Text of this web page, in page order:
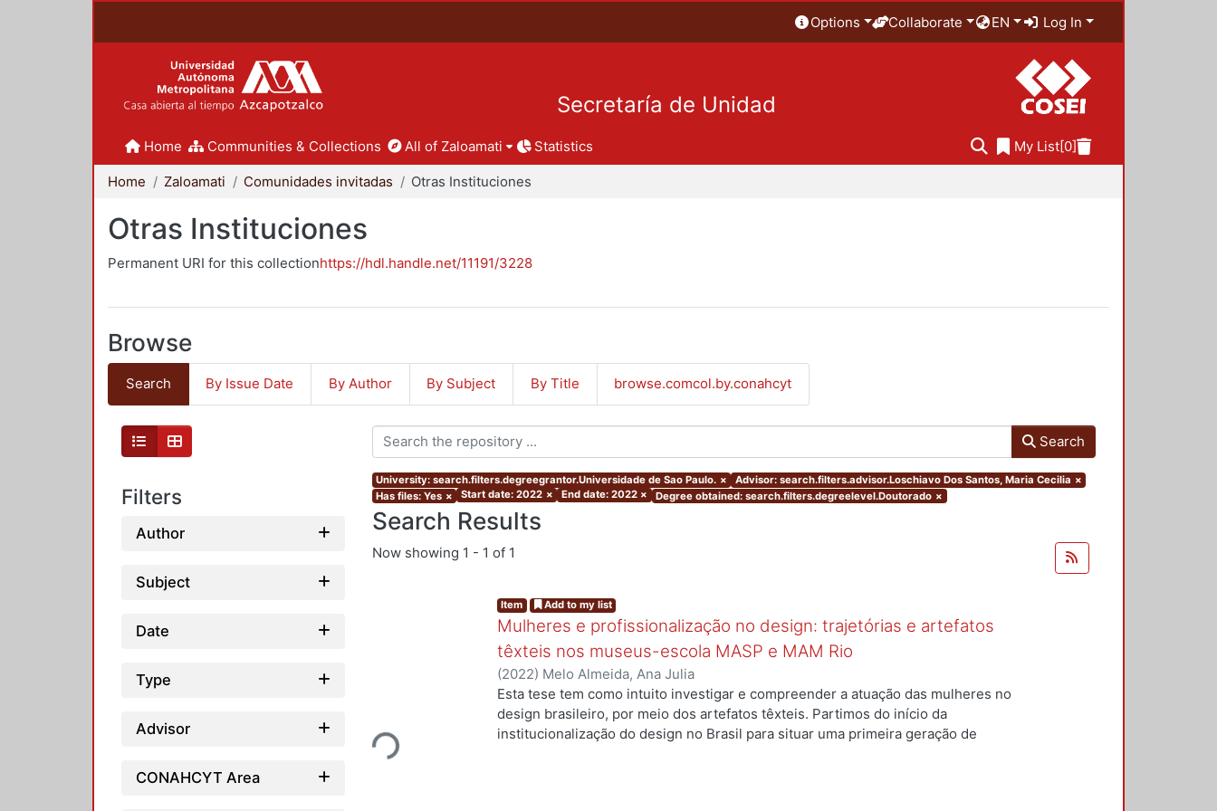
Options Collaborate EN Log In
Secretaría de Unidad
Home Communities & Collections All of Zaloamati Statistics My List[0]
Home Zaloamati Comunidades invitadas Otras Instituciones
Otras Instituciones
Permanent URI for this collectionhttps://hdl.handle.net/11191/3228
Browse
Search By Issue Date By Author By Subject By Title browse.comcol.by.conahcyt
Filters
Author
Subject
Date
Type
Advisor
CONAHCYT Area
Search
University: search.filters.degreegrantor.Universidade de Sao Paulo. × Advisor: search.filters.advisor.Loschiavo Dos Santos, Maria Cecilia ×
Has files: Yes × Start date: 2022 × End date: 2022 × Degree obtained: search.filters.degreelevel.Doutorado ×
Search Results
Now showing 1 - 1 of 1
Loading...
Item Add to my list
Mulheres e profissionalização no design: trajetórias e artefatos
têxteis nos museus-escola MASP e MAM Rio
(2022) Melo Almeida, Ana Julia
Esta tese tem como intuito investigar e compreender a atuação das mulheres no
design brasileiro, por meio dos artefatos têxteis. Partimos do início da
institucionalização do design no Brasil para situar uma primeira geração de